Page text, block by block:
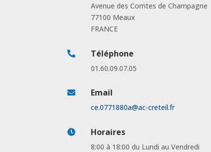
Avenue des Comtes de Champagne
77100 Meaux
FRANCE
 Téléphone
01.60.09.07.05
 Email
ce.0771880a@ac-creteil.fr
 Horaires
8:00 à 18:00 du Lundi au Vendredi